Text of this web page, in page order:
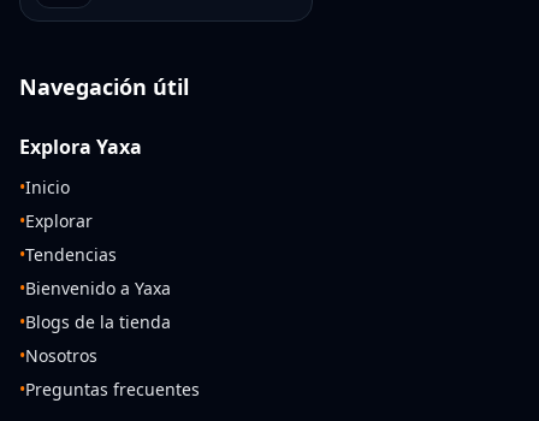
Navegación útil
Explora Yaxa
•Inicio
•Explorar
•Tendencias
•Bienvenido a Yaxa
•Blogs de la tienda
•Nosotros
•Preguntas frecuentes